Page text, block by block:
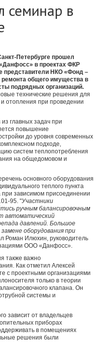
семинар в
Петербурге прошел
в проектах ФКР
представители НКО «Фонд –
ремонта общего имущества в
подрядных организаций.
технические решения для
отопления при проведении
главных задач при
повышение
до уровня современных
подходе,
систем теплопотребления
на общедомовом и
основного оборудования
теплого пункта
зависимом присоединении
95. "Участники
ручным балансировочным
автоматический
давлений. Большое
оборудования при
Роман Илюхин, руководитель
ООО «Данфосс».
также важно
Как отметил Алексей
с проектными организациями
только в теории
клапана. Он
системы и
зависит от владельцев
приборах
в помещениях
решения были